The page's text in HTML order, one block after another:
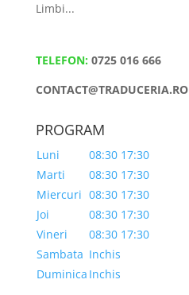
Limbi...
TELEFON: 0725 016 666
CONTACT@TRADUCERIA.RO
PROGRAM
Luni
08:30 17:30
Marti
08:30 17:30
Miercuri 08:30 17:30
Joi
08:30 17:30
Vineri
08:30 17:30
Sambata Inchis
Duminica Inchis